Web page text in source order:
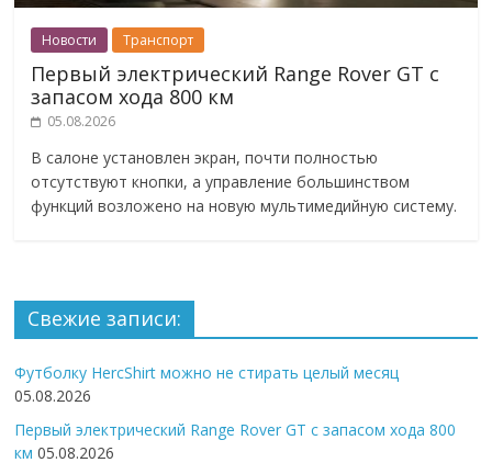
Новости Транспорт
Первый электрический Range Rover GT с
запасом хода 800 км
05.08.2026
В салоне установлен экран, почти полностью
отсутствуют кнопки, а управление большинством
функций возложено на новую мультимедийную систему.
Свежие записи:
Футболку HercShirt можно не стирать целый месяц
05.08.2026
Первый электрический Range Rover GT с запасом хода 800
км 05.08.2026